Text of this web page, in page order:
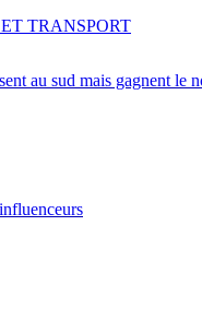
au sud mais gagnent le
TRANSPORT